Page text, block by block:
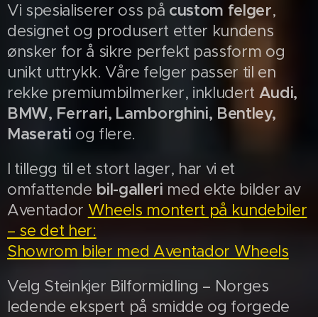
Vi spesialiserer oss på custom felger,
designet og produsert etter kundens
ønsker for å sikre perfekt passform og
unikt uttrykk. Våre felger passer til en
rekke premiumbilmerker, inkludert Audi,
BMW, Ferrari, Lamborghini, Bentley,
Maserati og flere.
I tillegg til et stort lager, har vi et
omfattende bil-galleri med ekte bilder av
Aventador Wheels montert på kundebiler
– se det her:
Showrom biler med Aventador Wheels
Velg Steinkjer Bilformidling – Norges
ledende ekspert på smidde og forgede